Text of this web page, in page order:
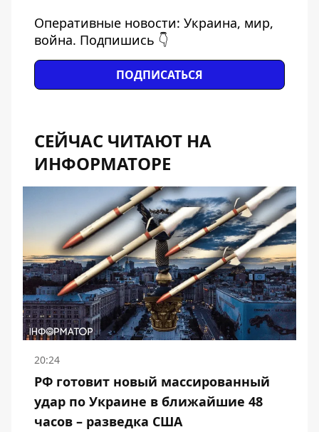
Оперативные новости: Украина, мир,
война. Подпишись 👇
ПОДПИСАТЬСЯ
СЕЙЧАС ЧИТАЮТ НА
ИНФОРМАТОРЕ
20:24
РФ готовит новый массированный
удар по Украине в ближайшие 48
часов – разведка США